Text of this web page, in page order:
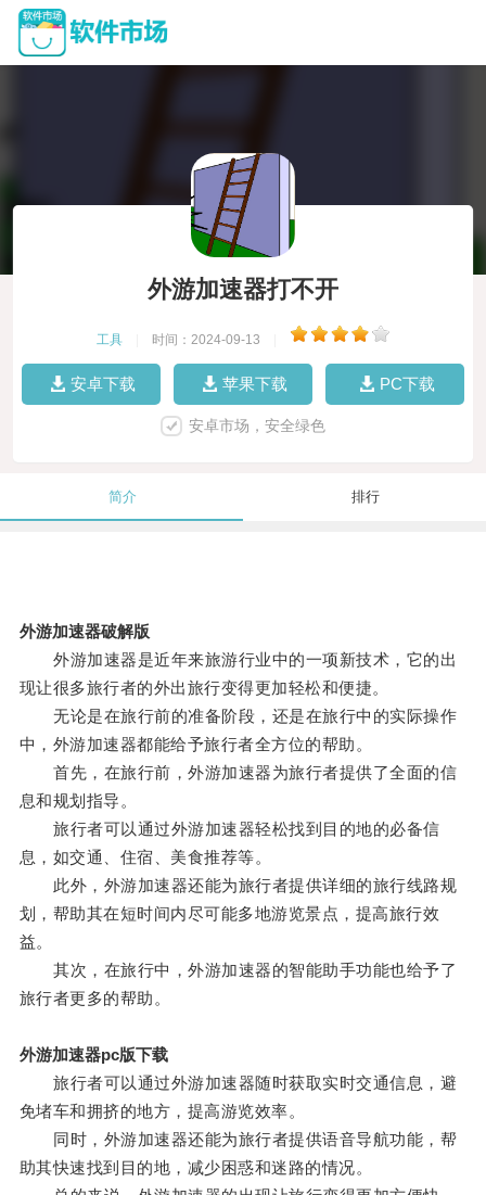
外游加速器打不开
工具 时间：2024-09-13
安卓下载 苹果下载 PC下载
安卓市场，安全绿色
简介 排行
外游加速器破解版
外游加速器是近年来旅游行业中的一项新技术，它的出
现让很多旅行者的外出旅行变得更加轻松和便捷。
无论是在旅行前的准备阶段，还是在旅行中的实际操作
中，外游加速器都能给予旅行者全方位的帮助。
首先，在旅行前，外游加速器为旅行者提供了全面的信
息和规划指导。
旅行者可以通过外游加速器轻松找到目的地的必备信
息，如交通、住宿、美食推荐等。
此外，外游加速器还能为旅行者提供详细的旅行线路规
划，帮助其在短时间内尽可能多地游览景点，提高旅行效
益。
其次，在旅行中，外游加速器的智能助手功能也给予了
旅行者更多的帮助。
外游加速器pc版下载
旅行者可以通过外游加速器随时获取实时交通信息，避
免堵车和拥挤的地方，提高游览效率。
同时，外游加速器还能为旅行者提供语音导航功能，帮
助其快速找到目的地，减少困惑和迷路的情况。